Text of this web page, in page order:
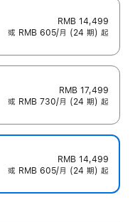
RMB 14,499
或 RMB 605/月 (24 期) 起
RMB 17,499
或 RMB 730/月 (24 期) 起
RMB 14,499
或 RMB 605/月 (24 期) 起